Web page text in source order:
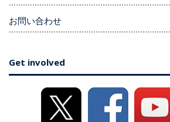
お問い合わせ
Get involved